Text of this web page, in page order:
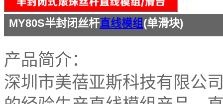
MY80S半封闭丝杆直线模组 (单滑块)
产品简介：
深圳市美蓓亚斯科技有限公